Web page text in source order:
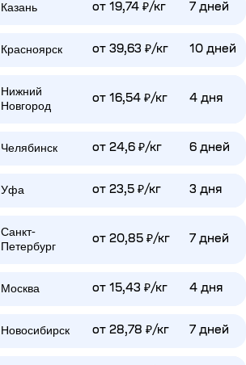
Казань от 19,74 ₽/кг 7 дней
Красноярск от 39,63 ₽/кг 10 дней
Нижний
Новгород
от 16,54 ₽/кг 4 дня
Челябинск от 24,6 ₽/кг 6 дней
Уфа от 23,5 ₽/кг 3 дня
Санкт-
Петербург
от 20,85 ₽/кг 7 дней
Москва от 15,43 ₽/кг 4 дня
Новосибирск от 28,78 ₽/кг 7 дней